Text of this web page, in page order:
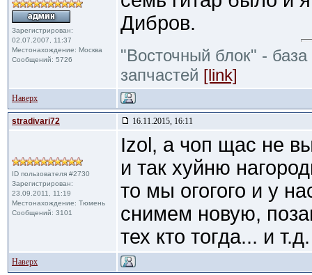
Зарегистрирован:
02.07.2007, 11:37
Местонахождение: Москва
Сообщений: 5726
Дибров.
"Восточный блок" -
запчастей [link]
Наверх
stradivari72 16.11.2015, 16:11
ID пользователя #2730
Зарегистрирован:
23.09.2011, 11:19
Местонахождение: Тюмень
Сообщений: 3101
Izol, а чоп щас не
и так хуйню
то мы огогого и у
снимем новую,
тех кто тогда... и
Наверх